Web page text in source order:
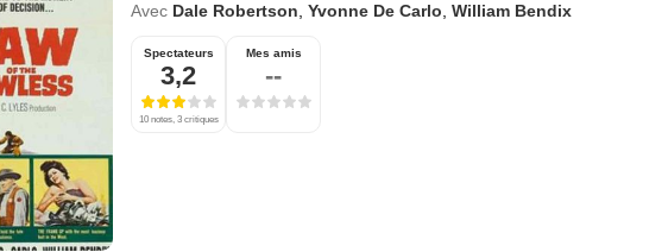
Avec Dale Robertson Yvonne De Carlo William Bendix
Spectateurs
3,2
10 notes, 3 critiques
Mes amis
--